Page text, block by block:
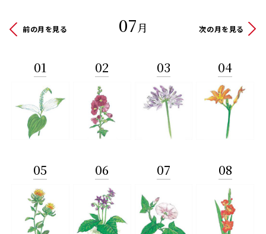
前の月を見る 07月 次の月を見る
01 02 03 04
05 06 07 08